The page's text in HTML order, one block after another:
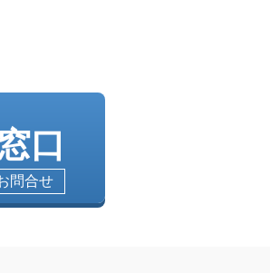
さい。
口
問合せ